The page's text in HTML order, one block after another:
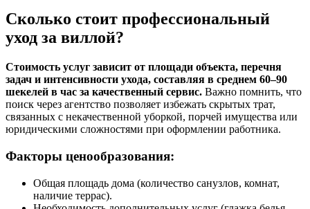
Сколько стоит профессиональный
уход за виллой?
Стоимость услуг зависит от площади объекта, перечня
задач и интенсивности ухода, составляя в среднем 60–90
шекелей в час за качественный сервис. Важно помнить, что
поиск через агентство позволяет избежать скрытых трат,
связанных с некачественной уборкой, порчей имущества или
юридическими сложностями при оформлении работника.
Факторы ценообразования:
Общая площадь дома (количество санузлов, комнат,
наличие террас).